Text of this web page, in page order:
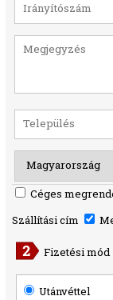
Céges
Szállítási cím
Fizetési mód
Utánvéttel